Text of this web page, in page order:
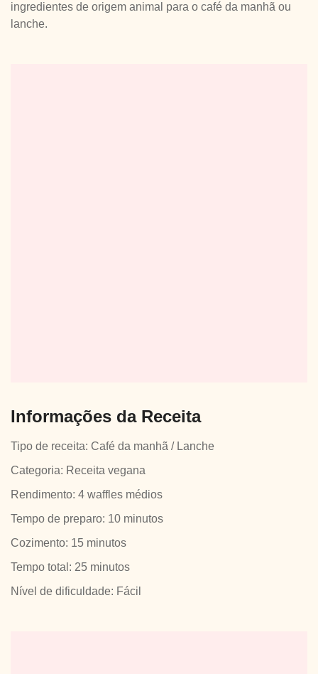
ingredientes de origem animal para o café da manhã ou
lanche.
Informações da Receita
Tipo de receita: Café da manhã / Lanche
Categoria: Receita vegana
Rendimento: 4 waffles médios
Tempo de preparo: 10 minutos
Cozimento: 15 minutos
Tempo total: 25 minutos
Nível de dificuldade: Fácil